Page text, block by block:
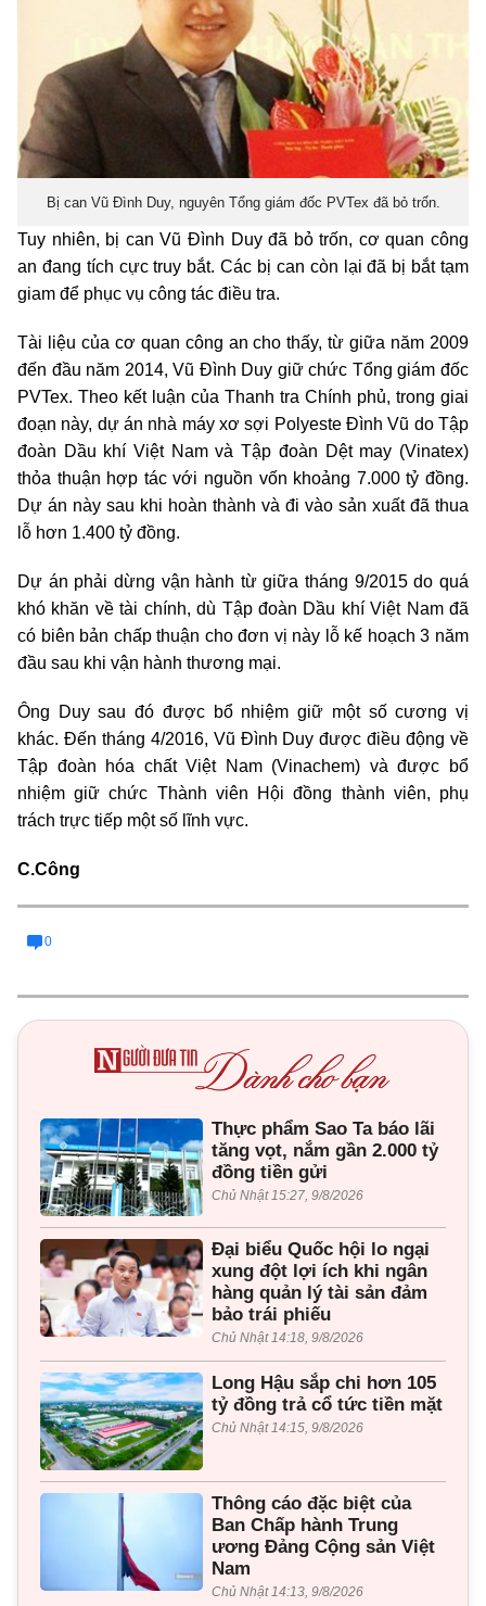
Bị can Vũ Đình Duy, nguyên Tổng giám đốc PVTex đã bỏ trốn.
Tuy nhiên, bị can Vũ Đình Duy đã bỏ trốn, cơ quan công
an đang tích cực truy bắt. Các bị can còn lại đã bị bắt tạm
giam để phục vụ công tác điều tra.
Tài liệu của cơ quan công an cho thấy, từ giữa năm 2009
đến đầu năm 2014, Vũ Đình Duy giữ chức Tổng giám đốc
PVTex. Theo kết luận của Thanh tra Chính phủ, trong giai
đoạn này, dự án nhà máy xơ sợi Polyeste Đình Vũ do Tập
đoàn Dầu khí Việt Nam và Tập đoàn Dệt may (Vinatex)
thỏa thuận hợp tác với nguồn vốn khoảng 7.000 tỷ đồng.
Dự án này sau khi hoàn thành và đi vào sản xuất đã thua
lỗ hơn 1.400 tỷ đồng.
Dự án phải dừng vận hành từ giữa tháng 9/2015 do quá
khó khăn về tài chính, dù Tập đoàn Dầu khí Việt Nam đã
có biên bản chấp thuận cho đơn vị này lỗ kế hoạch 3 năm
đầu sau khi vận hành thương mại.
Ông Duy sau đó được bổ nhiệm giữ một số cương vị
khác. Đến tháng 4/2016, Vũ Đình Duy được điều động về
Tập đoàn hóa chất Việt Nam (Vinachem) và được bổ
nhiệm giữ chức Thành viên Hội đồng thành viên, phụ
trách trực tiếp một số lĩnh vực.
C.Công
0
Thực phẩm Sao Ta báo lãi
tăng vọt, nắm gần 2.000 tỷ
đồng tiền gửi
Chủ Nhật 15:27, 9/8/2026
Đại biểu Quốc hội lo ngại
xung đột lợi ích khi ngân
hàng quản lý tài sản đảm
bảo trái phiếu
Chủ Nhật 14:18, 9/8/2026
Long Hậu sắp chi hơn 105
tỷ đồng trả cổ tức tiền mặt
Chủ Nhật 14:15, 9/8/2026
Thông cáo đặc biệt của
Ban Chấp hành Trung
ương Đảng Cộng sản Việt
Nam
Chủ Nhật 14:13, 9/8/2026